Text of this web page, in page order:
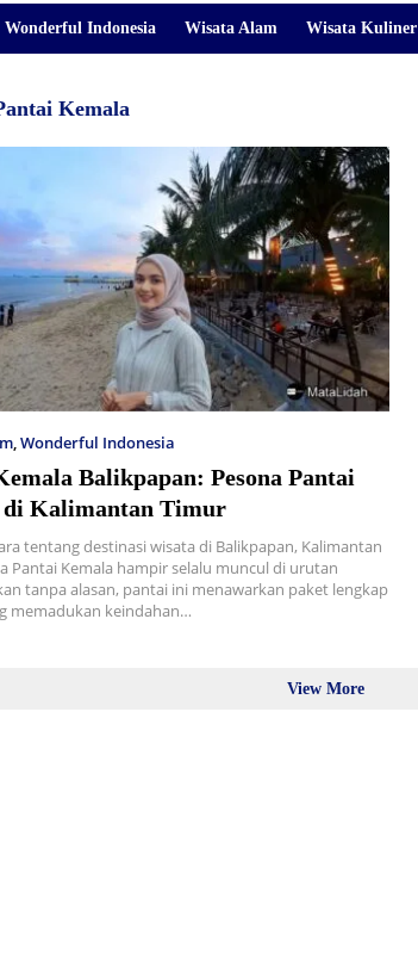
Wonderful Indonesia Wisata Alam Wisata Kuliner
Kemala
,Wonderful Indonesia
Balikpapan: Pesona Pantai
di Kalimantan Timur
tentang destinasi wisata di Balikpapan, Kalimantan
Pantai Kemala hampir selalu muncul di urutan
tanpa alasan, pantai ini menawarkan paket lengkap
memadukan keindahan…
View More